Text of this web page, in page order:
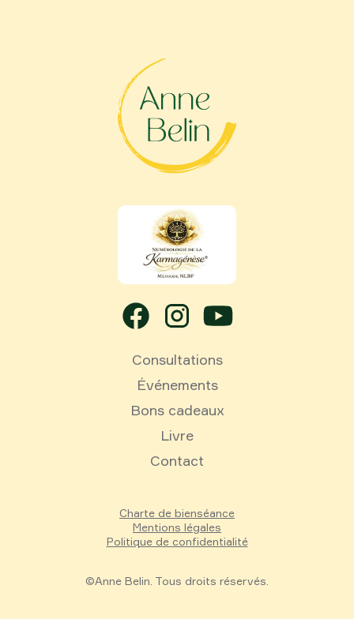
Consultations
Événements
Bons cadeaux
Livre
Contact
©Anne Belin. Tous droits réservés.
Charte de bienséance
Mentions légales
Politique de confidentialité